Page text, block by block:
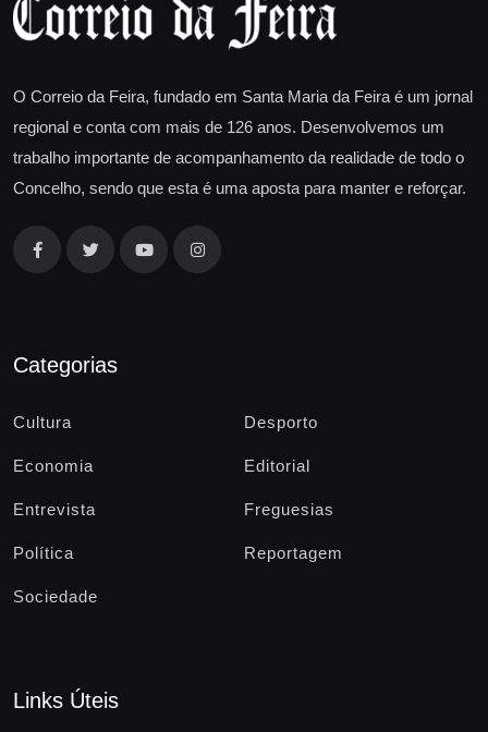
O Correio da Feira, fundado em Santa Maria da Feira é um jornal
regional e conta com mais de 126 anos. Desenvolvemos um
trabalho importante de acompanhamento da realidade de todo o
Concelho, sendo que esta é uma aposta para manter e reforçar.
Categorias
Cultura Desporto
Economia Editorial
Entrevista Freguesias
Política Reportagem
Sociedade
Links Úteis